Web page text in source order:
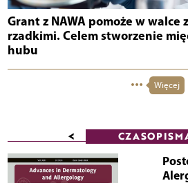
Grant z NAWA pomoże w walce
rzadkimi. Celem stworzenie
hubu
Więcej
<